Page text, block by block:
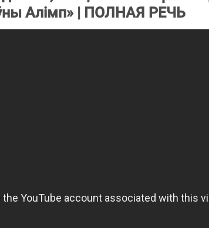
Алiмп» | ПОЛНАЯ РЕЧЬ